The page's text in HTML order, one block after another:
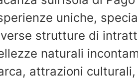
uniche,
strutture di
naturali
attrazioni